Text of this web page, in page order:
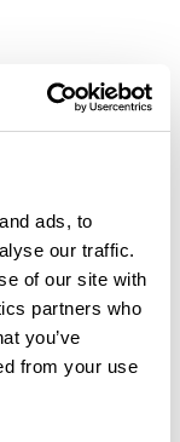
ads, to
our traffic.
of our site with
partners who
you’ve
from your use
recensione.
recensione!